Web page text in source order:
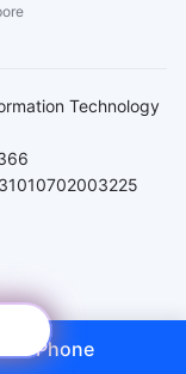
Technology
Phone